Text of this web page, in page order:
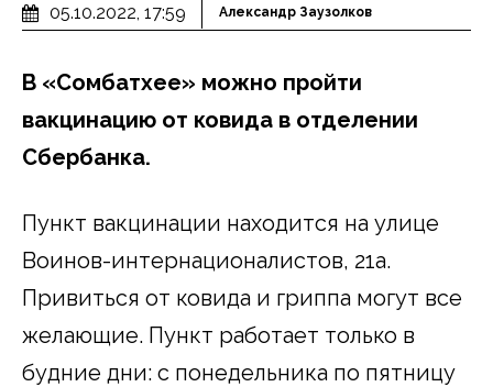
05.10.2022, 17:59 Александр Заузолков
В «Сомбатхее» можно пройти
вакцинацию от ковида в отделении
Сбербанка.
Пункт вакцинации находится на улице
Воинов-интернационалистов, 21а.
Привиться от ковида и гриппа могут все
желающие. Пункт работает только в
будние дни: с понедельника по пятницу